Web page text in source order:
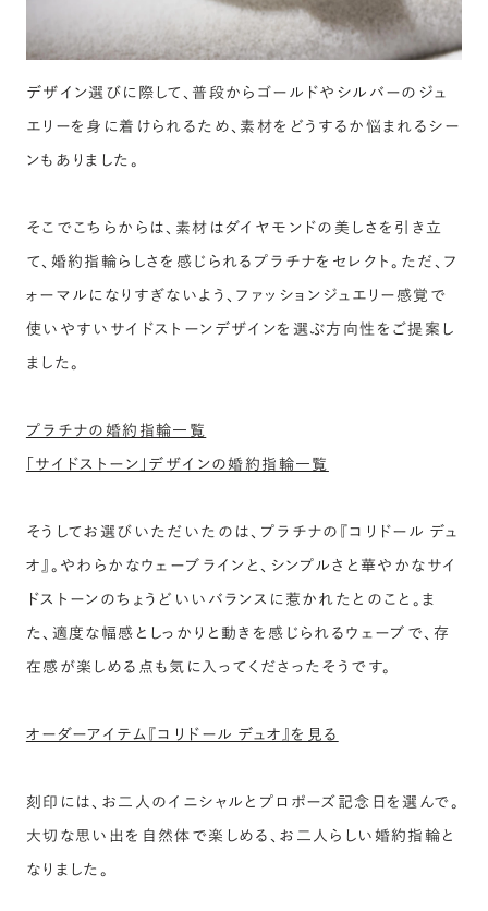
デザイン選びに際して、普段からゴールドやシルバーのジュ
エリーを身に着けられるため、素材をどうするか悩まれるシー
ンもありました。
そこでこちらからは、素材はダイヤモンドの美しさを引き立
て、婚約指輪らしさを感じられるプラチナをセレクト。ただ、フ
ォーマルになりすぎないよう、ファッションジュエリー感覚で
使いやすいサイドストーンデザインを選ぶ方向性をご提案し
ました。
プラチナの婚約指輪一覧
「サイドストーン」デザインの婚約指輪一覧
そうしてお選びいただいたのは、プラチナの『コリドール デュ
オ』。やわらかなウェーブラインと、シンプルさと華やかなサイ
ドストーンのちょうどいいバランスに惹かれたとのこと。ま
た、適度な幅感としっかりと動きを感じられるウェーブで、存
在感が楽しめる点も気に入ってくださったそうです。
オーダーアイテム『コリドール デュオ』を見る
刻印には、お二人のイニシャルとプロポーズ記念日を選んで。
大切な思い出を自然体で楽しめる、お二人らしい婚約指輪と
なりました。